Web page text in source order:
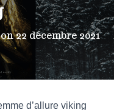
22 décembre 2021
d’allure viking